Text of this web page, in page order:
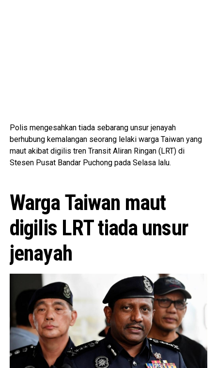
Polis mengesahkan tiada sebarang unsur jenayah
berhubung kemalangan seorang lelaki warga Taiwan yang
maut akibat digilis tren Transit Aliran Ringan (LRT) di
Stesen Pusat Bandar Puchong pada Selasa lalu.
Warga Taiwan maut
digilis LRT tiada unsur
jenayah